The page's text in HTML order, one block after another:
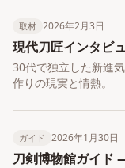
取材 2026年2月3日
現代刀匠インタビ
30代で独立した新進
作りの現実と情熱。
ガイド 2026年1月30日
刀剣博物館ガイド